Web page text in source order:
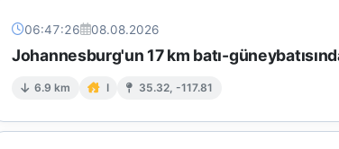
06:47:26 08.08.2026
Johannesburg'un 17 km batı-
6.9 km I 35.32, -117.81